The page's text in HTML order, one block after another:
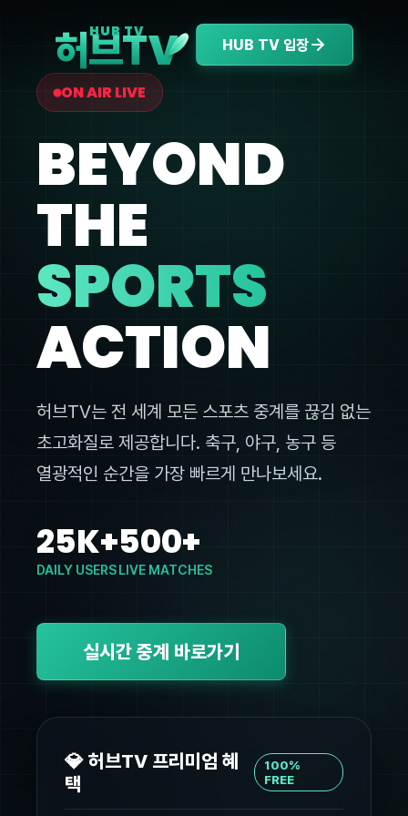
HUB TV
허브TV HUB TV 입장
ON AIR LIVE
BEYOND
THE
SPORTS
ACTION
허브TV는 전 세계 모든 스포츠 중계를 끊김 없는
초고화질로 제공합니다. 축구, 야구, 농구 등
열광적인 순간을 가장 빠르게 만나보세요.
25K+
DAILY USERS
500+
LIVE MATCHES
실시간 중계 바로가기
💎 허브TV 프리미엄 혜
택
100%
FREE